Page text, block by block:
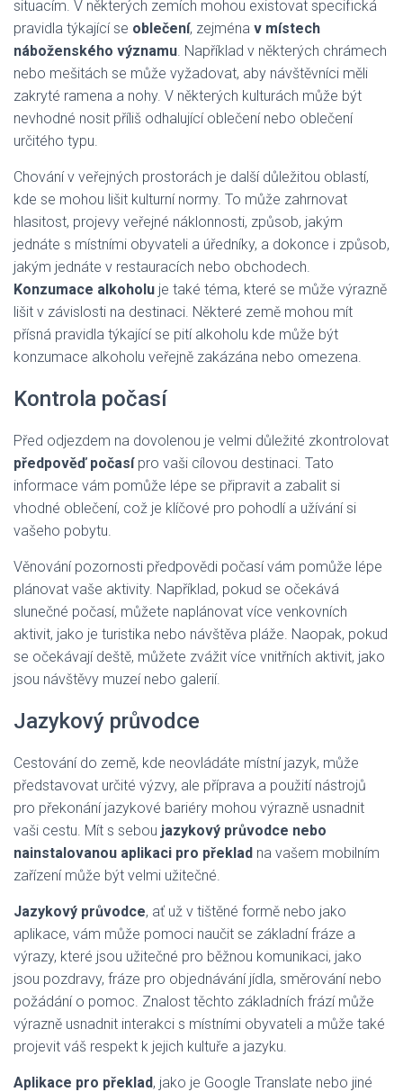
situacím. V některých zemích mohou existovat specifická
pravidla týkající se oblečení, zejména v místech
náboženského významu. Například v některých chrámech
nebo mešitách se může vyžadovat, aby návštěvníci měli
zakryté ramena a nohy. V některých kulturách může být
nevhodné nosit příliš odhalující oblečení nebo oblečení
určitého typu.
Chování v veřejných prostorách je další důležitou oblastí,
kde se mohou lišit kulturní normy. To může zahrnovat
hlasitost, projevy veřejné náklonnosti, způsob, jakým
jednáte s místními obyvateli a úředníky, a dokonce i způsob,
jakým jednáte v restauracích nebo obchodech.
Konzumace alkoholu je také téma, které se může výrazně
lišit v závislosti na destinaci. Některé země mohou mít
přísná pravidla týkající se pití alkoholu kde může být
konzumace alkoholu veřejně zakázána nebo omezena.
Kontrola počasí
Před odjezdem na dovolenou je velmi důležité zkontrolovat
předpověď počasí pro vaši cílovou destinaci. Tato
informace vám pomůže lépe se připravit a zabalit si
vhodné oblečení, což je klíčové pro pohodlí a užívání si
vašeho pobytu.
Věnování pozornosti předpovědi počasí vám pomůže lépe
plánovat vaše aktivity. Například, pokud se očekává
slunečné počasí, můžete naplánovat více venkovních
aktivit, jako je turistika nebo návštěva pláže. Naopak, pokud
se očekávají deště, můžete zvážit více vnitřních aktivit, jako
jsou návštěvy muzeí nebo galerií.
Jazykový průvodce
Cestování do země, kde neovládáte místní jazyk, může
představovat určité výzvy, ale příprava a použití nástrojů
pro překonání jazykové bariéry mohou výrazně usnadnit
vaši cestu. Mít s sebou jazykový průvodce nebo
nainstalovanou aplikaci pro překlad na vašem mobilním
zařízení může být velmi užitečné.
Jazykový průvodce, ať už v tištěné formě nebo jako
aplikace, vám může pomoci naučit se základní fráze a
výrazy, které jsou užitečné pro běžnou komunikaci, jako
jsou pozdravy, fráze pro objednávání jídla, směrování nebo
požádání o pomoc. Znalost těchto základních frází může
výrazně usnadnit interakci s místními obyvateli a může také
projevit váš respekt k jejich kultuře a jazyku.
Aplikace pro překlad, jako je Google Translate nebo jiné